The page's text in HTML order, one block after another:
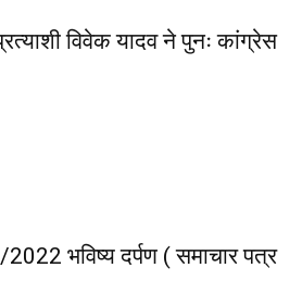
विवेक यादव ने पुनः कांग्रेस
भविष्य दर्पण ( समाचार पत्र